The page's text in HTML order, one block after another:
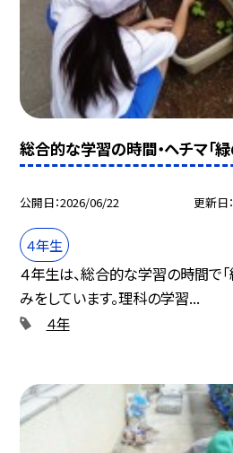
総合的な学習の時間・ヘチマ「緑
公開日 2026/06/22 更新日
４年生
４年生は、総合的な学習の時間で
みをしています。理科の学習...
４年